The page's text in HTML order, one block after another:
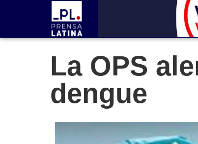
La OPS
dengue